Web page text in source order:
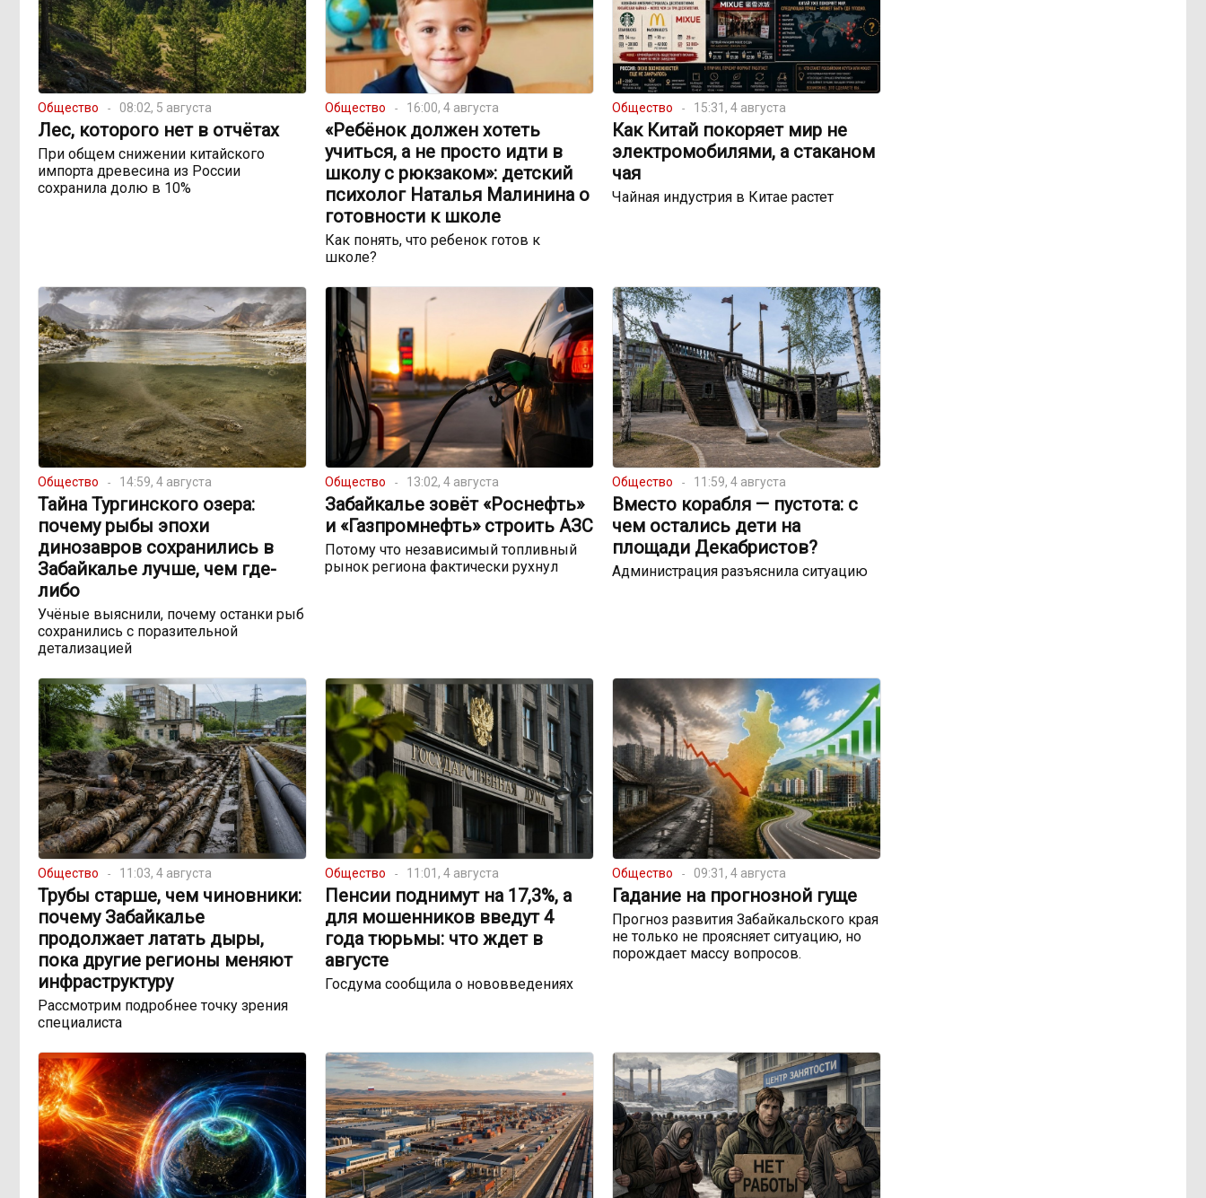
Общество 08:02, 5 августа
Лес, которого нет в отчётах
При общем снижении китайского
импорта древесина из России
сохранила долю в 10%
Общество 16:00, 4 августа
«Ребёнок должен хотеть
учиться, а не просто идти в
школу с рюкзаком»: детский
психолог Наталья Малинина о
готовности к школе
Как понять, что ребенок готов к
школе?
Общество 15:31, 4 августа
Как Китай покоряет мир не
электромобилями, а стаканом
чая
Чайная индустрия в Китае растет
Общество 14:59, 4 августа
Тайна Тургинского озера:
почему рыбы эпохи
динозавров сохранились в
Забайкалье лучше, чем где-
либо
Учёные выяснили, почему останки рыб
сохранились с поразительной
детализацией
Общество 13:02, 4 августа
Забайкалье зовёт «Роснефть»
и «Газпромнефть» строить АЗС
Потому что независимый топливный
рынок региона фактически рухнул
Общество 11:59, 4 августа
Вместо корабля — пустота: с
чем остались дети на
площади Декабристов?
Администрация разъяснила ситуацию
Общество 11:03, 4 августа
Трубы старше, чем чиновники:
почему Забайкалье
продолжает латать дыры,
пока другие регионы меняют
инфраструктуру
Рассмотрим подробнее точку зрения
специалиста
Общество 11:01, 4 августа
Пенсии поднимут на 17,3%, а
для мошенников введут 4
года тюрьмы: что ждет в
августе
Госдума сообщила о нововведениях
Общество 09:31, 4 августа
Гадание на прогнозной гуще
Прогноз развития Забайкальского края
не только не проясняет ситуацию, но
порождает массу вопросов.